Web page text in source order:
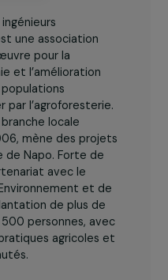
ingénieurs
est une association